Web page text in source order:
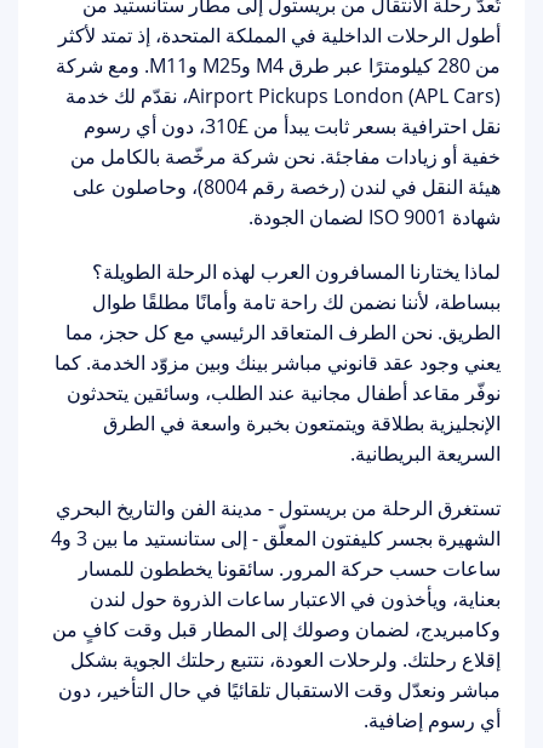
أطول الرحلات الداخلية في المملكة المتحدة، إذ تمتد لأكثر
من 280 كيلومترًا عبر طرق M4 وM25 وM11. ومع شركة
Airport Pickups London (APL Cars)، نقدّم لك خدمة
نقل احترافية بسعر ثابت يبدأ من £310
، دون أي رسوم
خفية أو زيادات مفاجئة. نحن شركة مرخّصة بالكامل من
هيئة النقل في لندن (رخصة رقم 8004)، وحاصلون على
شهادة ISO 9001 لضمان الجودة.
لماذا يختارنا المسافرون العرب لهذه الرحلة الطويلة؟
ببساطة، لأننا نضمن لك راحة تامة وأمانًا مطلقًا طوال
الطريق. نحن الطرف المتعاقد الرئيسي مع كل حجز، مما
يعني وجود عقد قانوني مباشر بينك وبين مزوّد الخدمة. كما
نوفّر مقاعد أطفال مجانية عند الطلب، وسائقين يتحدثون
الإنجليزية بطلاقة ويتمتعون بخبرة واسعة في الطرق
السريعة البريطانية.
تستغرق الرحلة من بريستول - مدينة الفن والتاريخ البحري
الشهيرة بجسر كليفتون المعلّق - إلى ستانستيد ما بين 3 و4
ساعات حسب حركة المرور. سائقونا يخططون للمسار
بعناية، ويأخذون في الاعتبار ساعات الذروة حول لندن
وكامبريدج، لضمان وصولك إلى المطار قبل وقت كافٍ من
إقلاع رحلتك. ولرحلات العودة، نتتبع رحلتك الجوية بشكل
مباشر ونعدّل وقت الاستقبال تلقائيًا في حال التأخير، دون
أي رسوم إضافية.